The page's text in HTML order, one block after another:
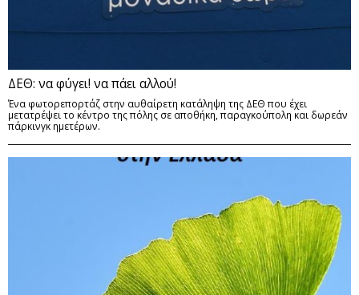
ΔΕΘ: να φύγει! να πάει αλλού!
Ένα φωτορεπορτάζ στην αυθαίρετη κατάληψη της ΔΕΘ που έχει
μετατρέψει το κέντρο της πόλης σε αποθήκη, παραγκούπολη και δωρεάν
πάρκινγκ ημετέρων.